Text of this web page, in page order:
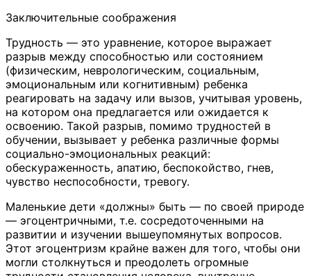
Заключительные соображения
Трудность — это уравнение, которое выражает
разрыв между способностью или состоянием
(физическим, неврологическим, социальным,
эмоциональным или когнитивным) ребенка
реагировать на задачу или вызов, учитывая уровень,
на котором она предлагается или ожидается к
освоению. Такой разрыв, помимо трудностей в
обучении, вызывает у ребенка различные формы
социально-эмоциональных реакций:
обескураженность, апатию, беспокойство, гнев,
чувство неспособности, тревогу.
Маленькие дети «должны» быть — по своей природе
— эгоцентричными, т.е. сосредоточенными на
развитии и изучении вышеупомянутых вопросов.
Этот эгоцентризм крайне важен для того, чтобы они
могли столкнуться и преодолеть огромные